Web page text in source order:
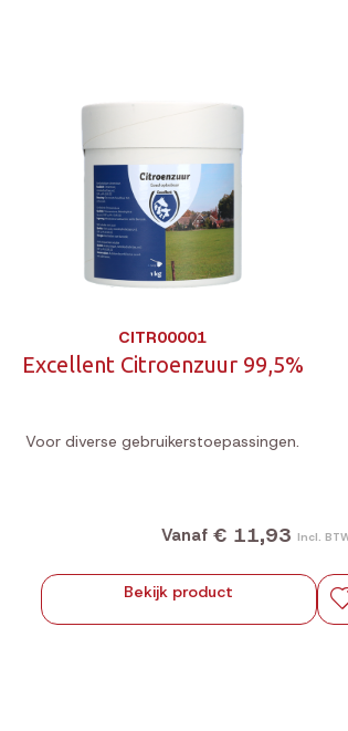
CITR00001
Excellent Citroenzuur 99,5%
Voor diverse gebruikerstoepassingen.
Vanaf € 11,93 Incl.
Bekijk product